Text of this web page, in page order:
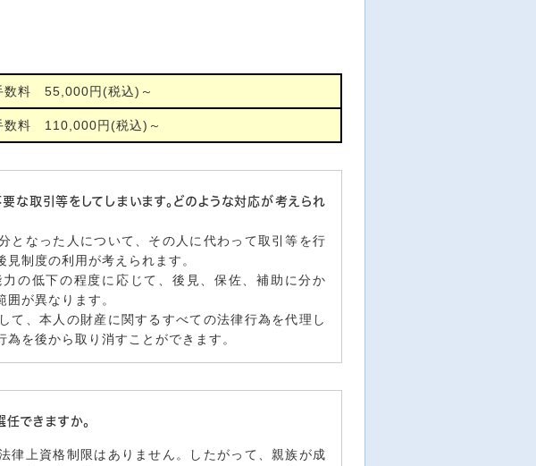
数料 55,000円(税込)～
数料 110,000円(税込)～
な取引等をしてしまいます。どのような対応が考えられ
となった人について、その人に代わって取引等を行
制度の利用が考えられます。
の低下の程度に応じて、後見、保佐、補助に分か
が異なります。
て、本人の財産に関するすべての法律行為を代理し
を後から取り消すことができます。
できますか。
律上資格制限はありません。したがって、親族が成